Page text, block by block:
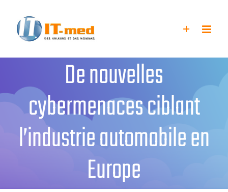
contenu
De nouvelles
cybermenaces ciblant
l’industrie automobile en
Europe